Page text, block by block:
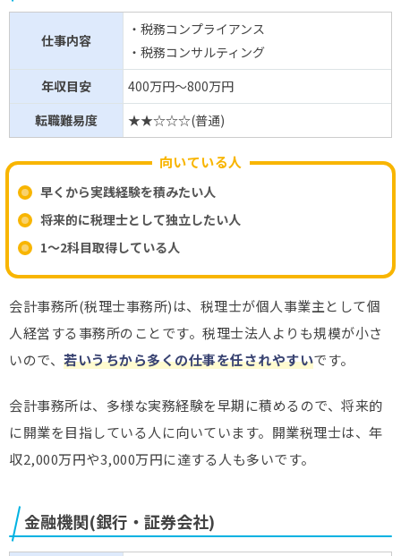
仕事内容
・税務コンプライアンス
・税務コンサルティング
年収目安
400万円～800万円
転職難易度
★★☆☆☆(普通)
向いている人
早くから実践経験を積みたい人
将来的に税理士として独立したい人
1～2科目取得している人
会計事務所(税理士事務所)は、税理士が個人事業主として個
人経営する事務所のことです。税理士法人よりも規模が小さ
いので、 若いうちから多くの仕事を任されやすいです。
会計事務所は、多様な実務経験を早期に積めるので、将来的
に開業を目指している人に向いています。開業税理士は、年
収2,000万円や3,000万円に達する人も多いです。
金融機関(銀行・証券会社)